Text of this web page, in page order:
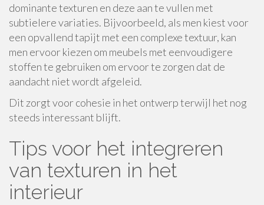
dominante texturen en deze aan te vullen met
subtielere variaties. Bijvoorbeeld, als men kiest voor
een opvallend tapijt met een complexe textuur, kan
men ervoor kiezen om meubels met eenvoudigere
stoffen te gebruiken om ervoor te zorgen dat de
aandacht niet wordt afgeleid.
Dit zorgt voor cohesie in het ontwerp terwijl het nog
steeds interessant blijft.
Tips voor het integreren
van texturen in het
interieur